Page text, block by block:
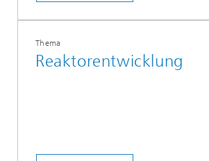
Thema
Reaktorentwicklung